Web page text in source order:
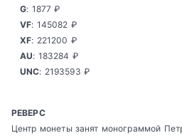
G: 1877 ₽
VF: 145082 ₽
XF: 221200 ₽
AU: 183284 ₽
UNC: 2193593 ₽
РЕВЕРС
Центр монеты занят монограммой